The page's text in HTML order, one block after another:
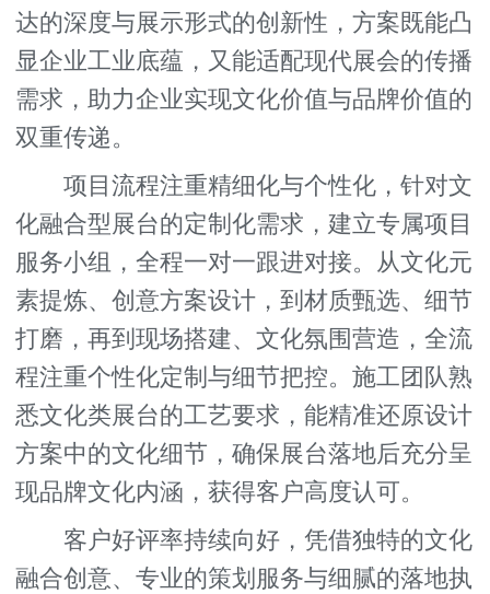
达的深度与展示形式的创新性，方案既能凸
显企业工业底蕴，又能适配现代展会的传播
需求，助力企业实现文化价值与品牌价值的
双重传递。
项目流程注重精细化与个性化，针对文
化融合型展台的定制化需求，建立专属项目
服务小组，全程一对一跟进对接。从文化元
素提炼、创意方案设计，到材质甄选、细节
打磨，再到现场搭建、文化氛围营造，全流
程注重个性化定制与细节把控。施工团队熟
悉文化类展台的工艺要求，能精准还原设计
方案中的文化细节，确保展台落地后充分呈
现品牌文化内涵，获得客户高度认可。
客户好评率持续向好，凭借独特的文化
融合创意、专业的策划服务与细腻的落地执